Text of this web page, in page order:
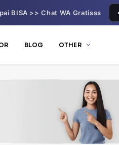
BISA >> Chat WA Gratisss
BLOG OTHER